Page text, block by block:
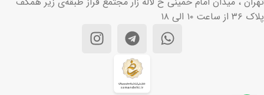
پلاک ۳۶ از ساعت ۱۰ الی ۱۸
تیم پشتیبانی مشتریان ما آماده